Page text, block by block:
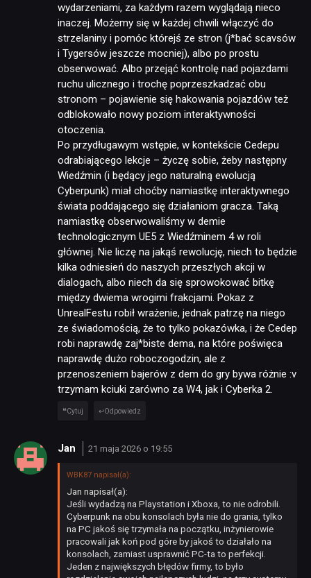
wydarzeniami, za każdym razem wyglądają nieco
inaczej. Możemy się w każdej chwili włączyć do
strzelaniny i pomóc którejś ze stron (j*bać scavsów
i Tygersów jeszcze mocniej), albo po prostu
obserwować. Albo przejąć kontrolę nad pojazdami
ruchu ulicznego i trochę poprzeszkadzać obu
stronom – pojawienie się hakowania pojazdów też
odblokowało nowy poziom interaktywności
otoczenia.
Po przydługawym wstępie, w kontekście Cedepu
odrabiającego lekcje – życzę sobie, żeby następny
Wiedźmin (i będący jego naturalną ewolucją
Cyberpunk) miał choćby namiastkę interaktywnego
świata poddającego się działaniom gracza. Taką
namiastkę obserwowaliśmy w demie
technologicznym UE5 z Wiedźminem 4 w roli
głównej. Nie liczę na jakąś rewolucję, niech to będzie
kilka odniesień do naszych przeszłych akcji w
dialogach, albo niech da się sprowokować bitkę
między dwiema wrogimi frakcjami. Pokaz z
UnrealFestu robił wrażenie, jednak patrzę na niego
ze świadomością, że to tylko pokazówka, i że Cedep
robi naprawdę zaj*biste dema, na które poświęca
naprawdę dużo roboczogodzin, ale z
przenoszeniem bajerów z dem do gry bywa różnie :v
trzymam kciuki zarówno za W4, jak i Cyberka 2.
Cytuj Odpowiedz
Jan 21 maja 2026 o 19:55
WBK87 napisał(a):
Jan napisał(a):
Jeśli wydadzą na Playstation i Xboxa, to nie odrobili.
Cyberpunk na obu konsolach była nie do grania, tylko
na PC jakoś się trzymała na początku, inżynierowie
pracowali jak koń pod góre by jakoś to działało na
konsolach, zamiast usprawnić PC-ta to perfekcji.
Jeden z największych błędów firmy, to było